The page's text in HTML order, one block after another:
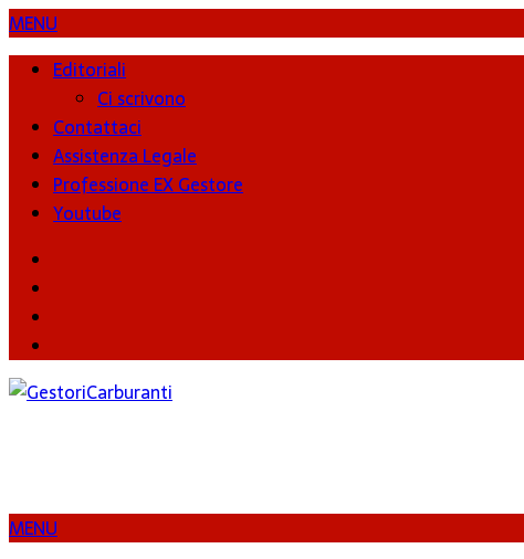
MENU
Editoriali
Ci scrivono
Contattaci
Assistenza Legale
Professione EX Gestore
Youtube
MENU